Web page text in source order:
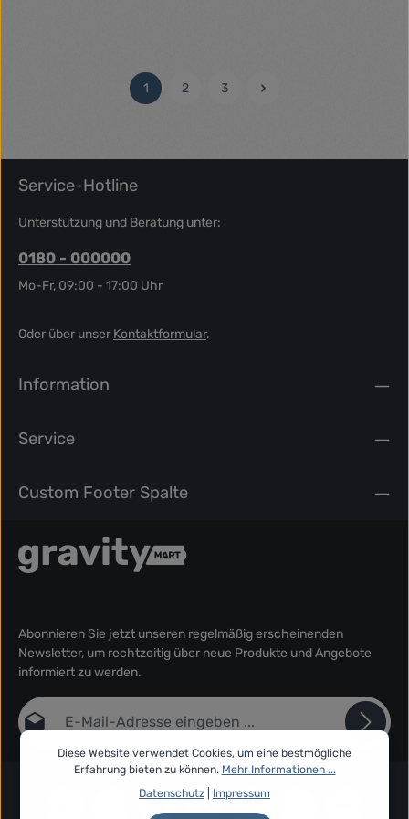
Seite
1
Seite
2
Seite
3
Service-Hotline
Unterstützung und Beratung unter:
0180 - 000000
Mo-Fr, 09:00 - 17:00 Uhr
Oder über unser Kontaktformular.
Information
Service
Custom Footer Spalte
Abonnieren Sie jetzt unseren regelmäßig erscheinenden
Newsletter, um rechtzeitig über neue Produkte und Angebote
informiert zu werden.
E-Mail-Adresse*
Datenschutz
Datenschutzbestimmungen
AGBgelesen und bin mit ihnen
Die mit einem Stern (*) markierten Felder sind Pflichtfelder.
Diese Website verwendet Cookies, um eine bestmögliche
Erfahrung bieten zu können. Mehr Informationen ...
Datenschutz
Impressum